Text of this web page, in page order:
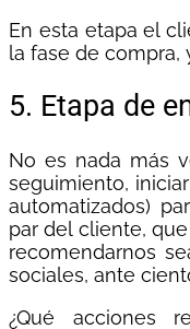
En esta etapa el
la fase de compra,
5. Etapa de
No es nada más
seguimiento,
automatizados)
par del cliente,
recomendarnos
sociales, ante
¿Qué acciones